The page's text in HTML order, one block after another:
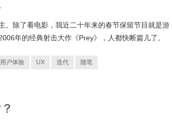
。除了看电影，我近二十年来的春节保留节目就是游
年的经典射击大作《Prey》，人都快断篇儿了。
用户体验 UX 迭代 随笔